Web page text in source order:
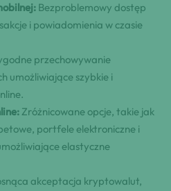
Bezproblemowy dostęp
i powiadomienia w czasie
przechowywanie
umożliwiające szybkie i
Zróżnicowane opcje, takie jak
portfele elektroniczne i
elastyczne
akceptacja kryptowalut,